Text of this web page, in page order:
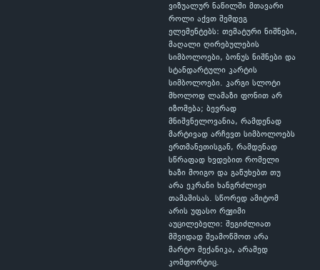
ვიზუალურ ნაწილში მთავარი
როლი აქვთ შემდეგ
ელემენტებს: თემატური ნიშნები,
მაღალი ღირებულების
სიმბოლოები, ბონუს ნიშნები და
სტანდარტული კარტის
სიმბოლოები. კარგი სლოტი
მხოლოდ ლამაზი ფონით არ
იზომება; ბევრად
მნიშვნელოვანია, რამდენად
მარტივად არჩევთ სიმბოლოებს
ერთმანეთისგან, რამდენად
სწრაფად ხვდებით რომელი
ხაზი მოიგო და გაწუხებთ თუ
არა ეკრანი ხანგრძლივი
თამაშისას. სწორედ ამიტომ
არის უფასო რეჟიმი
აუცილებელი: შეგიძლიათ
მშვიდად შეამოწმოთ არა
მარტო მექანიკა, არამედ
კომფორტიც.